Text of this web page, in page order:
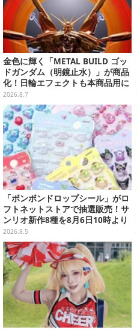
金色に輝く「METAL BUILD ゴッ
ドガンダム（明鏡止水）」が商品
化！日輪エフェクトも本商品用に
刷新した豪華仕様
2026.8.7
「ボンボンドロップシール」がロ
フトネットストアで抽選販売！サ
ンリオ新作8種を8月6日10時より
受付開始
2026.8.5